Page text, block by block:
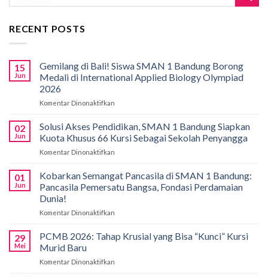
RECENT POSTS
15
Jun
Gemilang di Bali! Siswa SMAN 1 Bandung Borong
Medali di International Applied Biology Olympiad
2026
Komentar Dinonaktifkan
di
Bali!
Siswa
Bandung
Borong
Biology
02
Jun
Solusi Akses Pendidikan, SMAN 1 Bandung Siapkan
Kuota Khusus 66 Kursi Sebagai Sekolah Penyangga
Komentar Dinonaktifkan
Akses
Pendidikan,
SMAN
Kuota
Khusus
01
Jun
Kobarkan Semangat Pancasila di SMAN 1 Bandung:
Pancasila Pemersatu Bangsa, Fondasi Perdamaian
Dunia!
Komentar Dinonaktifkan
Semangat
Pancasila
29
Mei
PCMB 2026: Tahap Krusial yang Bisa “Kunci” Kursi
Murid Baru
Komentar Dinonaktifkan